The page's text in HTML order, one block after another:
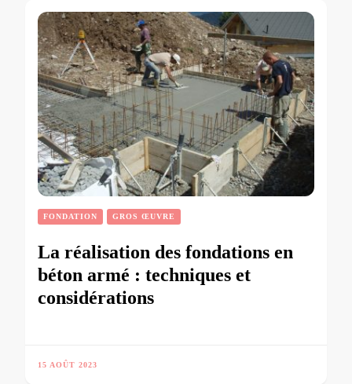
FONDATION GROS ŒUVRE
La réalisation des fondations en
béton armé : techniques et
considérations
15 AOÛT 2023